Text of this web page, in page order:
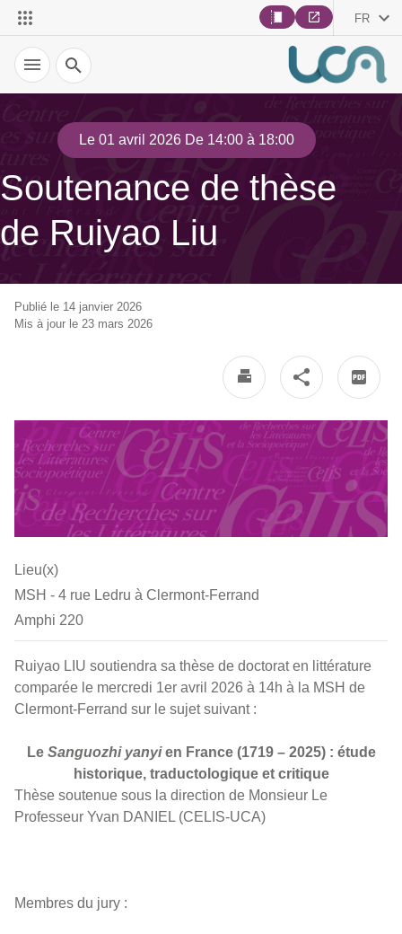
FR
Recherche
Le 01 avril 2026 De 14:00 à 18:00
Soutenance de thèse
de Ruiyao Liu
Publié le 14 janvier 2026
Mis à jour le 23 mars 2026
Lieu(x)
MSH - 4 rue Ledru à Clermont-Ferrand
Amphi 220
Ruiyao LIU soutiendra sa thèse de doctorat en littérature
comparée le mercredi 1er avril 2026 à 14h à la MSH de
Clermont-Ferrand sur le sujet suivant :
Le Sanguozhi yanyien France (1719 – 2025) : étude
historique, traductologique et critique
Thèse soutenue sous la direction de Monsieur Le
Professeur Yvan DANIEL (CELIS-UCA)
Membres du jury :